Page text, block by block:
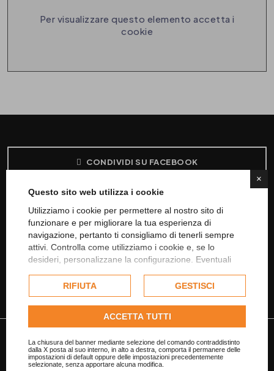
×
Questo sito web utilizza i cookie
Utilizziamo i cookie per permettere al nostro sito di
funzionare e per migliorare la tua esperienza di
navigazione, pertanto ti consigliamo di tenerli sempre
attivi. Controlla come utilizziamo i cookie e, se lo
desideri, personalizzane la configurazione. Eventuali
esclusivamente previa acquisizione del consenso
dell'utente.
Consulta l'informativa cookie completa.
RIFIUTA GESTISCI
ACCETTA TUTTI
La chiusura del banner mediante selezione del comando contraddistinto
dalla X posta al suo interno, in alto a destra, comporta il permanere delle
impostazioni di default oppure delle impostazioni precedentemente
selezionate, senza apportare alcuna modifica.
Per visualizzare questo elemento accetta i
cookie
CONDIVIDI SU FACEBOOK
CONDIVIDI SU X
CONDIVIDI SU LINKEDIN